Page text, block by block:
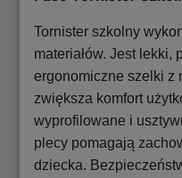
Tornister szkolny
materiałów. Jest lekki,
ergonomiczne szelki z
zwiększa komfort
wyprofilowane i
plecy pomagają
dziecka.